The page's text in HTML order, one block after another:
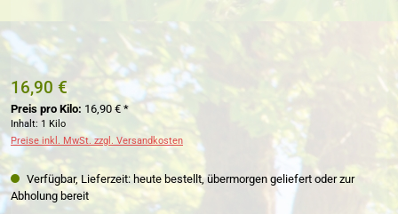
16,90 €
Preis pro Kilo: 16,90 € *
Inhalt: 1 Kilo
Preise inkl. MwSt. zzgl. Versandkosten
Verfügbar, Lieferzeit: heute bestellt, übermorgen geliefert oder zur
Abholung bereit